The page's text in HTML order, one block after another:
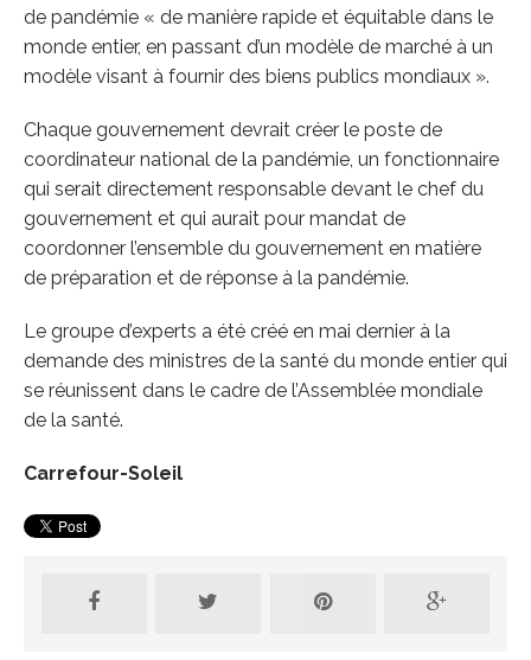
de pandémie « de manière rapide et équitable dans le
monde entier, en passant d’un modèle de marché à un
modèle visant à fournir des biens publics mondiaux ».
Chaque gouvernement devrait créer le poste de
coordinateur national de la pandémie, un fonctionnaire
qui serait directement responsable devant le chef du
gouvernement et qui aurait pour mandat de
coordonner l’ensemble du gouvernement en matière
de préparation et de réponse à la pandémie.
Le groupe d’experts a été créé en mai dernier à la
demande des ministres de la santé du monde entier qui
se réunissent dans le cadre de l’Assemblée mondiale
de la santé.
Carrefour-Soleil